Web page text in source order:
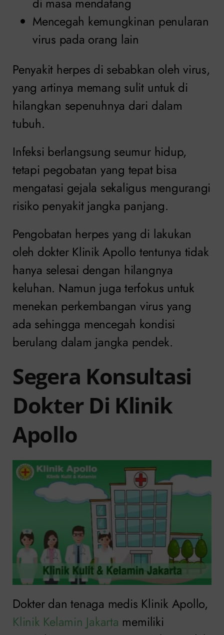
Mencegah kemungkinan penularan
virus pada orang lain
Penyakit herpes di sebabkan oleh virus,
yang artinya memang sulit untuk di
hilangkan sepenuhnya dari dalam
tubuh.
Infeksi berlangsung seumur hidup,
tetapi pegobatan yang tepat bisa
mengatasi gejala sekaligus mengurangi
risiko penyakit jangka panjang.
Pengobatan herpes yang di lakukan
oleh dokter Klinik Apollo tentunya tidak
hanya selesai dengan hilangnya
keluhan. Namun juga terfokus untuk
menekan perkembangan virus yang
ada sehingga mencegah kondisi
berulang dalam jangka pendek.
Segera Konsultasi
Dokter Di Klinik
Apollo
Dokter dan tenaga medis Klinik Apollo,
Klinik Kelamin Jakarta memiliki